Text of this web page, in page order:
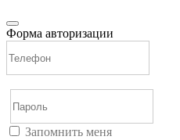
Форма авторизации
Запомнить меня